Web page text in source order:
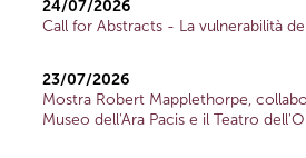
24/07/2026
Call for Abstracts - La vulnerabilità
23/07/2026
Mostra Robert Mapplethorpe,
Museo dell'Ara Pacis e il Teatro